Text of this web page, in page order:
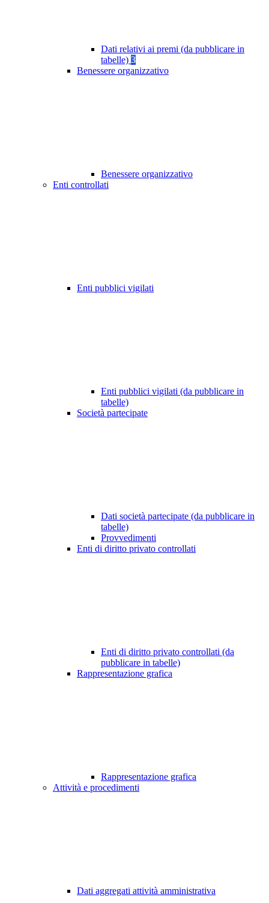
Dati relativi ai premi (da pubblicare in
tabelle) 3
Benessere organizzativo
Benessere organizzativo
Enti controllati
Enti pubblici vigilati
Enti pubblici vigilati (da pubblicare in
tabelle)
Società partecipate
Dati società partecipate (da pubblicare in
tabelle)
Provvedimenti
Enti di diritto privato controllati
Enti di diritto privato controllati (da
pubblicare in tabelle)
Rappresentazione grafica
Rappresentazione grafica
Attività e procedimenti
Dati aggregati attività amministrativa